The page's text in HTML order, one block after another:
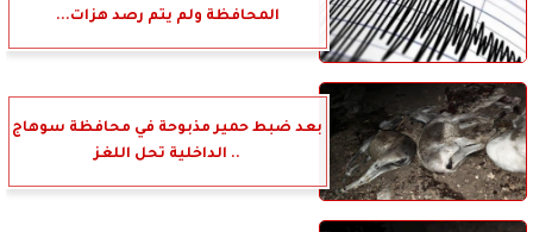
المحافظة ولم يتم رصد هزات...
بعد ضبط حمير مذبوحة في محافظة سوهاج
.. الداخلية تحل اللغز